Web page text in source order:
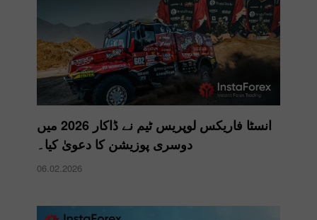
انسٹا فاریکس لوپریس ٹیم نے ڈاکار 2026 میں
دوسری پوزیشن کا دعویٰ کیا۔
06.02.2026